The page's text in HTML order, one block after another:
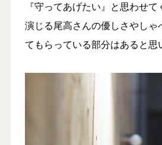
『守ってあげたい』と思わせ
演じる尾高さんの優しさやしゃ
てもらっている部分はあると思